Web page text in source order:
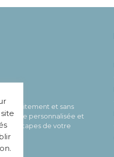
gratuitement et sans
personnalisée et
les étapes de votre